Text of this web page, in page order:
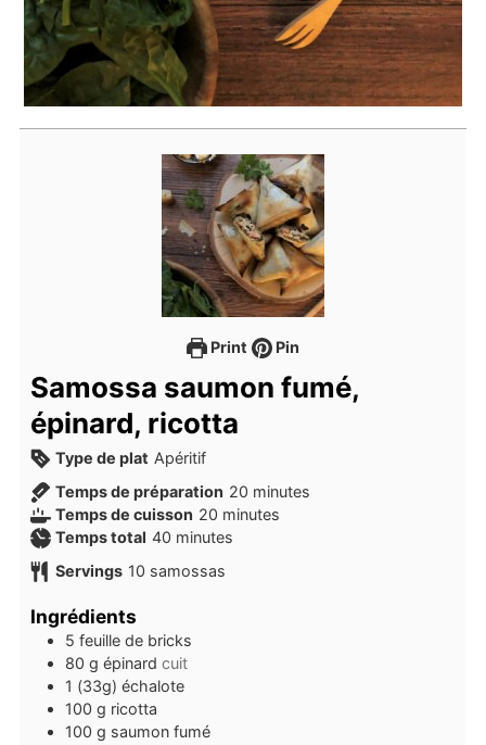
Print Pin
Samossa saumon fumé,
épinard, ricotta
Type de plat Apéritif
Temps de préparation 20 minutes
minutes
Temps de cuisson 20 minutes
minutes
Temps total 40 minutes
minutes
Servings 10 samossas
Ingrédients
5 feuille de bricks
80 g épinard cuit
1 (33g) échalote
100 g ricotta
100 g saumon fumé